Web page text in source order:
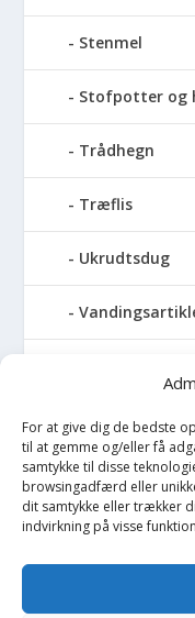
For at give dig de bedste
til at gemme og/eller få
samtykke til disse
browsingadfærd eller
dit samtykke eller trækker
indvirkning på visse
Stenmel
Stofpotter og
Trådhegn
Træflis
Ukrudtsdug
Vildthegn
vækstdug
Maling